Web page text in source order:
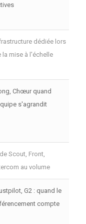
dédiée lors
la mise à l'échelle
Chœur quand
s'agrandit
Scout, Front,
au volume
G2 : quand le
compte